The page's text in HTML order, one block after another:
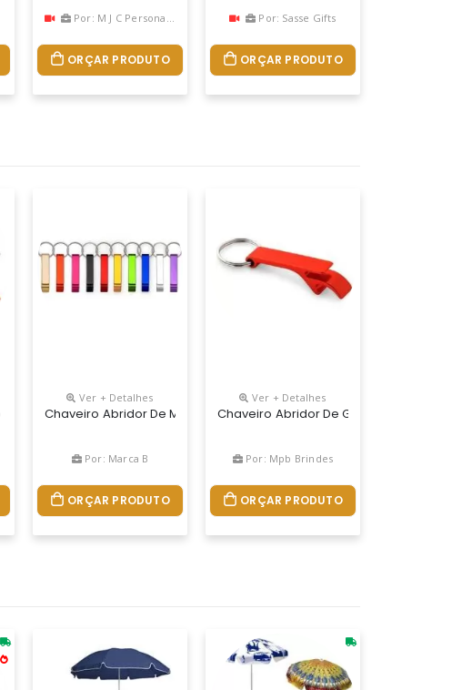
Por: M J C Personalizados
ORÇAR PRODUTO
Por: Sasse Gifts
ORÇAR PRODUTO
Garrafas Personalizado – Utilidade E Divulgação Para Sua Marca
Abridor De Garrafas
Ver + Detalhes
Chaveiro Abridor De Metal Formato “pé De Galinha” Personalizado
Por: Marca B
ORÇAR PRODUTO
Ver + Detalhes
Chaveiro Abridor De Garrafa Uma
Por: Mpb Brindes
ORÇAR PRODUTO